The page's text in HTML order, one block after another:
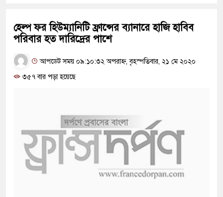
হেল্প ফর হিউম্যানিটি ফ্রান্সের ব্যানারে হাজি হাবিব
পরিবার হত দারিদ্রের পাশে
আপডেট সময় ০৯:১০:৩২ অপরাহ্ন, বৃহস্পতিবার, ২১ মে ২০২০
৩৫৭ বার পড়া হয়েছে